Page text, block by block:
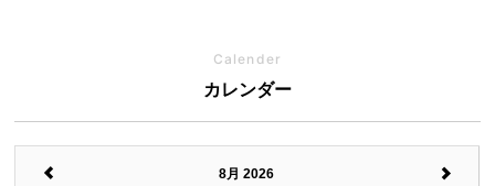
Calender
カレンダー
8月 2026